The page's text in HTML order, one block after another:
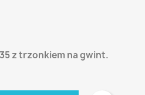
z trzonkiem na gwint.